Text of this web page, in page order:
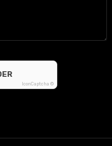
IconCaptcha ©